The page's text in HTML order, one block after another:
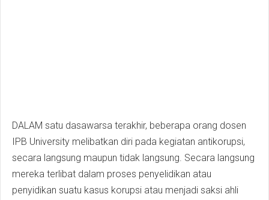
DALAM satu dasawarsa terakhir, beberapa orang dosen
IPB University melibatkan diri pada kegiatan antikorupsi,
secara langsung maupun tidak langsung. Secara langsung
mereka terlibat dalam proses penyelidikan atau
penyidikan suatu kasus korupsi atau menjadi saksi ahli